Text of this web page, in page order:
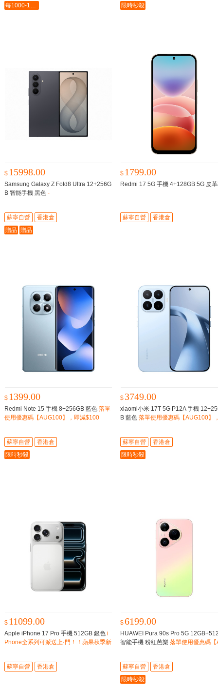
每1000-100最多-5000 限時秒殺
$ 15998.00
Samsung Galaxy Z Fold8 Ultra 12+256G
B 智能手機 黑色 -
蘇寧自營
香港倉
贈品 贈品
$ 1799.00
Redmi 17 5G 手機 4+128GB 5G 皮
蘇寧自營 香港倉
$ 1399.00
Redmi Note 15 手機 8+256GB 藍色 落單
使用優惠碼【AUG100】，即減$100
蘇寧自營
香港倉
限時秒殺
$ 3749.00
xiaomi小米 17T 5G P12A 手機
B 藍色 落單使用優惠碼【AUG100】
蘇寧自營
香港倉
限時秒殺
$ 11099.00
Apple iPhone 17 Pro 手機 512GB 銀色 i
Phone全系列可派送上·門！！蘋果秋季新
蘇寧自營 香港倉
$6199.00
HUAWEI Pura 90s Pro 5G
智能手機 粉紅芭樂 落單使用優惠碼【
蘇寧自營
香港倉
限時秒殺